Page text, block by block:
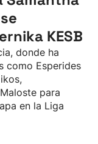
KESB
donde ha
como Esperides
para
en la Liga